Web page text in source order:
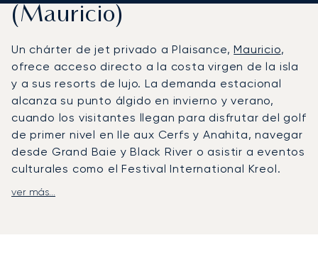
(Mauricio)
Un chárter de jet privado a Plaisance,Mauricio,
ofrece acceso directo a la costa virgen de la isla
y a sus resorts de lujo. La demanda estacional
alcanza su punto álgido en invierno y verano,
cuando los visitantes llegan para disfrutar del golf
de primer nivel en Ile aux Cerfs y Anahita, navegar
desde Grand Baie y Black River o asistir a eventos
culturales como el Festival International Kreol.
LunaJets organiza vuelos privados al
ver más...